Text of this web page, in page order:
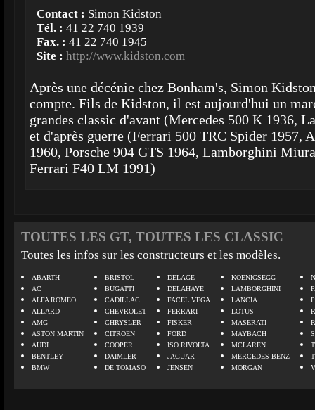
Contact : Simon Kidston
Tél. : 41 22 740 1939
Fax. : 41 22 740 1945
Site : http://www.kidston.com
Après une décénie chez Bonham's, Simon
compte. Fils de Kidston, il est aujourd'hui un
grandes classic d'avant (Mercedes 500 K 1936,
et d'après guerre (Ferrari 500 TRC Spider 1957,
1960, Porsche 904 GTS 1964, Lamborghini
Ferrari F40 LM 1991)
TOUTES LES GT, TOUTES LES CLASSIC
Toutes les infos sur les constructeurs et les modèles.
ABARTH
AC
ALFA ROMEO
ALLARD
AMG
ASTON MARTIN
AUDI
BENTLEY
BMW
BRISTOL
BUGATTI
CADILLAC
CHEVROLET
CHRYSLER
CITROEN
COOPER
DAIMLER
DE TOMASO
DELAGE
DELAHAYE
FACEL VEGA
FERRARI
FISKER
FORD
ISO RIVOLTA
JAGUAR
JENSEN
KOENIGSEGG
LAMBORGHINI
LANCIA
LOTUS
MASERATI
MAYBACH
MCLAREN
MERCEDES BENZ
MORGAN